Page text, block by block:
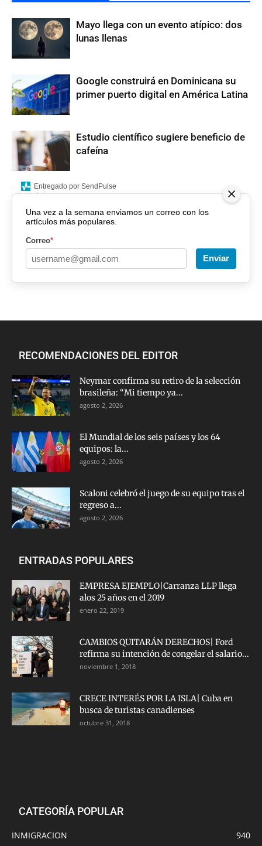
Mayo llega con un evento atípico: dos
lunas llenas
Google construirá en Dominicana su
primer puerto digital en América Latina
Estudio científico sugiere beneficio de
cafeína
Una vez a la semana enviamos un correo con los
artículos más populares.
Correo*
Enviar
Entregado por SendPulse
RECOMENDACIONES DEL EDITOR
Neymar confirma su retiro de la selección
brasileña: “Mi tiempo ya...
agosto 2, 2026
El Mundial de los seis países y los 64
equipos: la...
agosto 2, 2026
Scaloni celebró el juego de su equipo tras el
regreso a...
agosto 2, 2026
ENTRADAS POPULARES
EMPRESA EJEMPLO|Carranza LLP llega
alos 25 años en el 2019
enero 22, 2019
CAMBIOS QUITARÁN DERECHOS| Ford
refirma su intención de congelar el salario...
noviembre 1, 2018
CRECE INTERÉS POR LA ISLA| Cuba en
busca de turistas canadienses
octubre 31, 2018
CATEGORÍA POPULAR
INMIGRACION
940